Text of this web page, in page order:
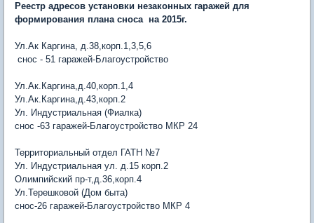
Реестр адресов установки незаконных гаражей для
формирования плана сноса на 2015г.
Ул.Ак Каргина, д.38,корп.1,3,5,6
снос - 51 гаражей-Благоустройство
Ул.Ак.Каргина,д.40,корп.1,4
Ул.Ак.Каргина,д.43,корп.2
Ул. Индустриальная (Фиалка)
снос -63 гаражей-Благоустройство МКР 24
Территориальный отдел ГАТН №7
Ул. Индустриальная ул. д.15 корп.2
Олимпийский пр-т,д.36,корп.4
Ул.Терешковой (Дом быта)
снос-26 гаражей-Благоустройство МКР 4